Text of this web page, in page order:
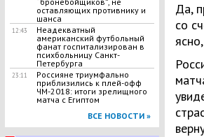
оставляющих противнику и
шанса
12:43
Неадекватный
американский футбольный
фанат госпитализирован в
психбольницу Санкт-
Петербурга
23:11
Россияне триумфально
приблизились к плей-офф
ЧМ-2018: итоги зрелищного
матча с Египтом
ВСЕ НОВОСТИ »
Да,
со